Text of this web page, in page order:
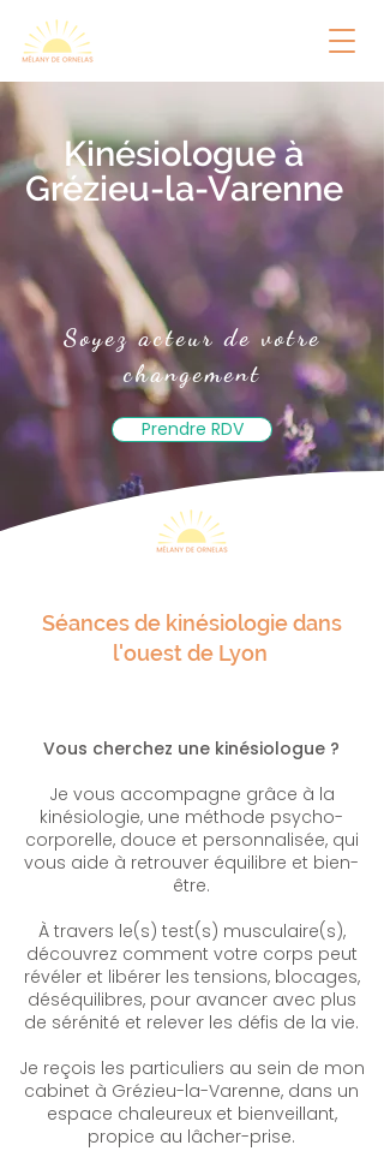
Kinésiologue à
Grézieu-la-Varenne
Soyez acteur de votre
changement
Prendre RDV
Séances de kinésiologie dans
l'ouest de Lyon
Vous cherchez une kinésiologue ?
Je vous accompagne grâce à la
kinésiologie, une méthode psycho-
corporelle, douce et personnalisée, qui
vous aide à retrouver équilibre et bien-
être.
À travers le(s) test(s) musculaire(s),
découvrez comment votre corps peut
révéler et libérer les tensions, blocages,
déséquilibres, pour avancer avec plus
de sérénité et relever les défis de la vie.
Je reçois les particuliers au sein de mon
cabinet à Grézieu-la-Varenne, dans un
espace chaleureux et bienveillant,
propice au lâcher-prise.